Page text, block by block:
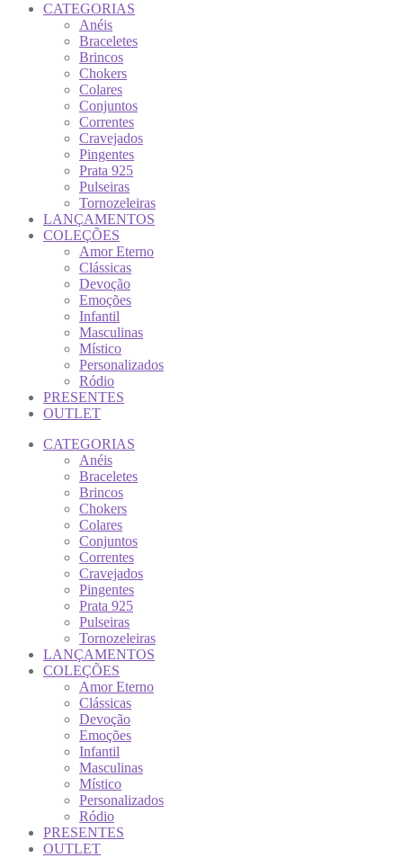
CATEGORIAS
Anéis
Braceletes
Brincos
Chokers
Colares
Conjuntos
Correntes
Cravejados
Pingentes
Prata 925
Pulseiras
Tornozeleiras
LANÇAMENTOS
COLEÇÕES
Amor Eterno
Clássicas
Devoção
Emoções
Infantil
Masculinas
Místico
Personalizados
Ródio
PRESENTES
OUTLET
CATEGORIAS
Anéis
Braceletes
Brincos
Chokers
Colares
Conjuntos
Correntes
Cravejados
Pingentes
Prata 925
Pulseiras
Tornozeleiras
LANÇAMENTOS
COLEÇÕES
Amor Eterno
Clássicas
Devoção
Emoções
Infantil
Masculinas
Místico
Personalizados
Ródio
PRESENTES
OUTLET